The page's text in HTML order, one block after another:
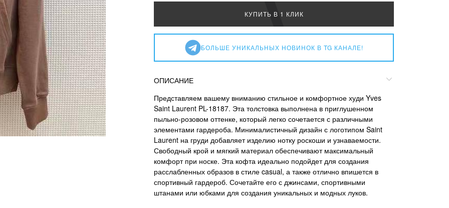
КУПИТЬ В 1 КЛИК
БОЛЬШЕ УНИКАЛЬНЫХ НОВИНОК В TG КАНАЛЕ!
ОПИСАНИЕ
Представляем вашему вниманию стильное и комфортное худи Yves
Saint Laurent PL-18187. Эта толстовка выполнена в приглушенном
пыльно-розовом оттенке, который легко сочетается с различными
элементами гардероба. Минималистичный дизайн с логотипом Saint
Laurent на груди добавляет изделию нотку роскоши и узнаваемости.
Свободный крой и мягкий материал обеспечивают максимальный
комфорт при носке. Эта кофта идеально подойдет для создания
расслабленных образов в стиле casual, а также отлично впишется в
спортивный гардероб. Сочетайте его с джинсами, спортивными
штанами или юбками для создания уникальных и модных луков.